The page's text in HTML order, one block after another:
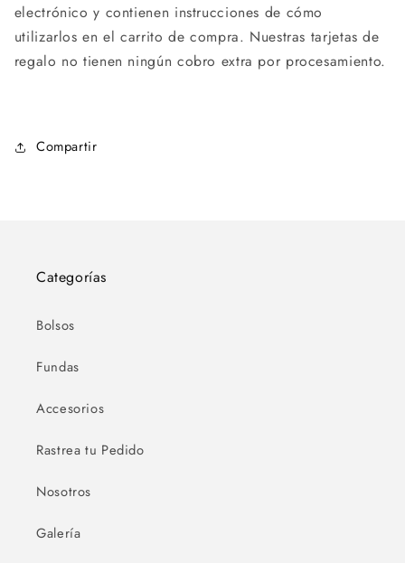
electrónico y contienen instrucciones de cómo
utilizarlos en el carrito de compra. Nuestras tarjetas de
regalo no tienen ningún cobro extra por procesamiento.
Compartir
Categorías
Bolsos
Fundas
Accesorios
Rastrea tu Pedido
Nosotros
Galería